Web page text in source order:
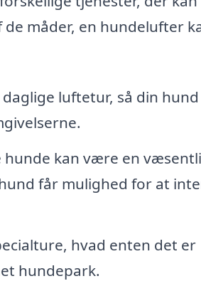
måder, en hundelufter
luftetur, så din
kan være en
får mulighed for at
hvad enten det er
hundepark.